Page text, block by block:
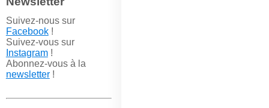
Suivez-nous sur
Facebook!
Suivez-vous sur
Instagram!
Abonnez-vous à la
newsletter!